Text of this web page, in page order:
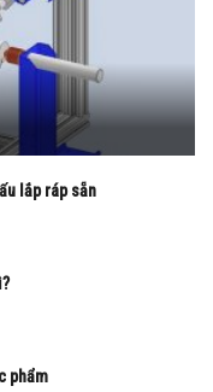
lắp ráp sẵn
phẩm